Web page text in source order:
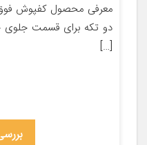
معرفی محصول کفپوش
دو تکه برای قسمت
[…]